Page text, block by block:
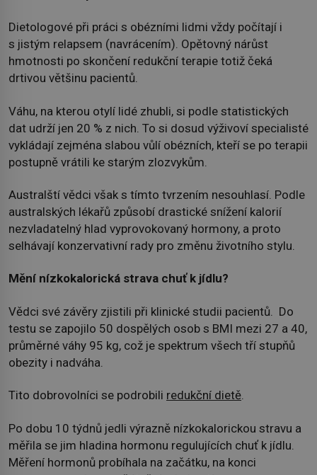
Dietologové při práci s obézními lidmi vždy počítají i
s jistým relapsem (navrácením). Opětovný nárůst
hmotnosti po skončení redukční terapie totiž čeká
drtivou většinu pacientů.
Váhu, na kterou otylí lidé zhubli, si podle statistických
dat udrží jen 20 % z nich. To si dosud výživoví specialisté
vykládají zejména slabou vůlí obézních, kteří se po terapii
postupně vrátili ke starým zlozvykům.
Australští vědci však s tímto tvrzením nesouhlasí. Podle
australských lékařů způsobí drastické snížení kalorií
nezvladatelný hlad vyprovokovaný hormony, a proto
selhávají konzervativní rady pro změnu životního stylu.
Mění nízkokalorická strava chuť k jídlu?
Vědci své závěry zjistili při klinické studii pacientů. Do
testu se zapojilo 50 dospělých osob s BMI mezi 27 a 40,
průměrné váhy 95 kg, což je spektrum všech tří stupňů
obezity i nadváha.
Tito dobrovolníci se podrobili redukční dietě.
Po dobu 10 týdnů jedli výrazně nízkokalorickou stravu a
měřila se jim hladina hormonu regulujících chuť k jídlu.
Měření hormonů probíhala na začátku, na konci